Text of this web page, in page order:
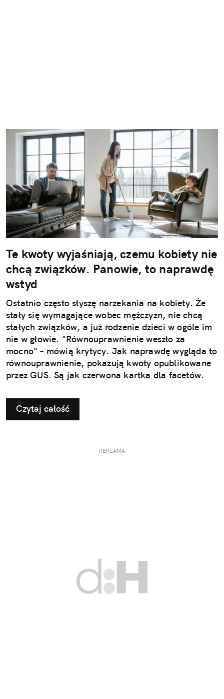
Te kwoty wyjaśniają, czemu kobiety nie
chcą związków. Panowie, to naprawdę
wstyd
Ostatnio często słyszę narzekania na kobiety. Że
stały się wymagające wobec mężczyzn, nie chcą
stałych związków, a już rodzenie dzieci w ogóle im
nie w głowie. "Równouprawnienie weszło za
mocno" – mówią krytycy. Jak naprawdę wygląda to
równouprawnienie, pokazują kwoty opublikowane
przez GUS. Są jak czerwona kartka dla facetów.
Czytaj całość
REKLAMA